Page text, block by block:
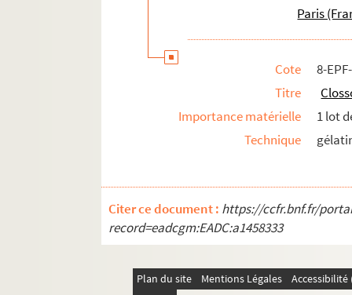
Paris
Cote
8-
Titre
Importance matérielle
1 lot
Technique
Citer ce document : https://ccfr.bnf.fr/
record=eadcgm:EADC:a1458333
Plan du site Mentions Légales